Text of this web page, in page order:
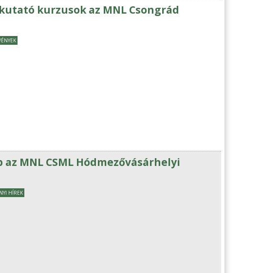
kurzusok az MNL Csongrád
MNL CSML Hódmezővásárhelyi
HÍREK